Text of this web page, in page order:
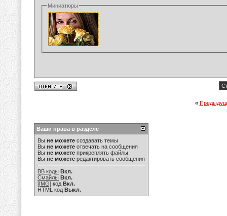
Миниатюры
«
Ваши права в разделе
Вы не можете создавать темы
Вы не можете отвечать на сообщения
Вы не можете прикреплять файлы
Вы не можете редактировать сообщения
BB коды Вкл.
Смайлы Вкл.
[IMG] код Вкл.
HTML код Выкл.